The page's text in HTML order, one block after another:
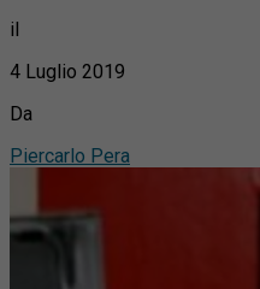
il
4 Luglio 2019
Da
Piercarlo Pera